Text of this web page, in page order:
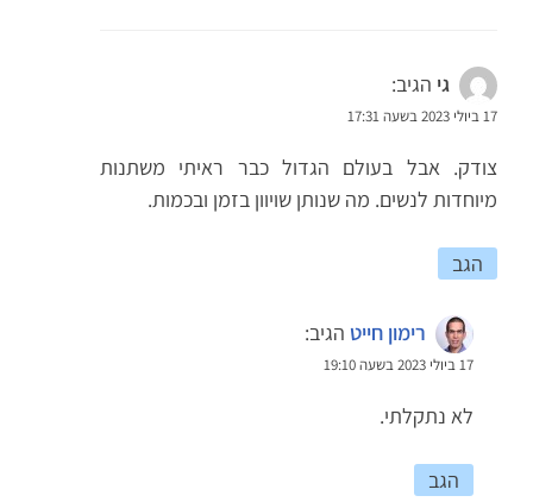
גי הגיב:
צודק. אבל בעולם הגדול כבר ראיתי משתנות
מיוחדות לנשים. מה שנותן שויוון בזמן ובכמות.
רימון חייט הגיב:
לא נתקלתי.